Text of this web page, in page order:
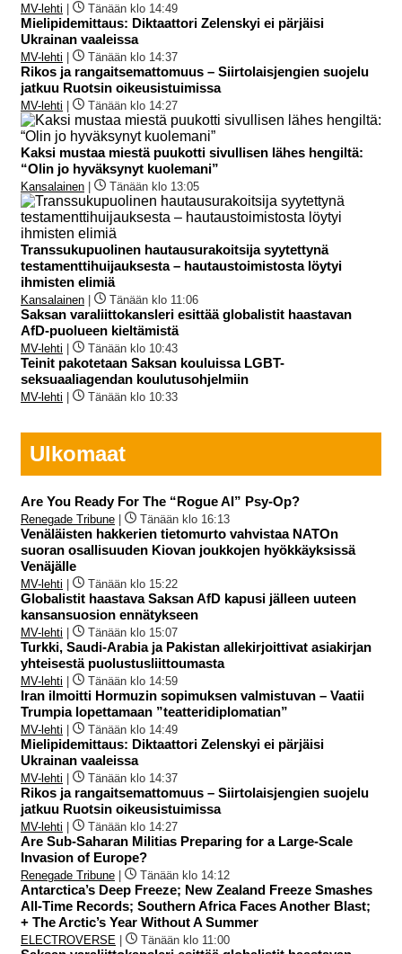
MV-lehti | Tänään klo 14:49
Mielipidemittaus: Diktaattori Zelenskyi ei pärjäisi
Ukrainan vaaleissa
MV-lehti | Tänään klo 14:37
Rikos ja rangaitsemattomuus – Siirtolaisjengien suojelu
jatkuu Ruotsin oikeusistuimissa
MV-lehti | Tänään klo 14:27
Kaksi mustaa miestä puukotti sivullisen lähes hengiltä:
“Olin jo hyväksynyt kuolemani”
Kansalainen | Tänään klo 13:05
Transsukupuolinen hautausurakoitsija syytettynä
testamenttihuijauksesta – hautaustoimistosta löytyi
ihmisten elimiä
Kansalainen | Tänään klo 11:06
Saksan varaliittokansleri esittää globalistit haastavan
AfD-puolueen kieltämistä
MV-lehti | Tänään klo 10:43
Teinit pakotetaan Saksan kouluissa LGBT-
seksuaaliagendan koulutusohjelmiin
MV-lehti | Tänään klo 10:33
Ulkomaat
Are You Ready For The “Rogue AI” Psy-Op?
Renegade Tribune | Tänään klo 16:13
Venäläisten hakkerien tietomurto vahvistaa NATOn
suoran osallisuuden Kiovan joukkojen hyökkäyksissä
Venäjälle
MV-lehti | Tänään klo 15:22
Globalistit haastava Saksan AfD kapusi jälleen uuteen
kansansuosion ennätykseen
MV-lehti | Tänään klo 15:07
Turkki, Saudi-Arabia ja Pakistan allekirjoittivat asiakirjan
yhteisestä puolustusliittoumasta
MV-lehti | Tänään klo 14:59
Iran ilmoitti Hormuzin sopimuksen valmistuvan – Vaatii
Trumpia lopettamaan ”teatteridiplomatian”
MV-lehti | Tänään klo 14:49
Mielipidemittaus: Diktaattori Zelenskyi ei pärjäisi
Ukrainan vaaleissa
MV-lehti | Tänään klo 14:37
Rikos ja rangaitsemattomuus – Siirtolaisjengien suojelu
jatkuu Ruotsin oikeusistuimissa
MV-lehti | Tänään klo 14:27
Are Sub-Saharan Militias Preparing for a Large-Scale
Invasion of Europe?
Renegade Tribune | Tänään klo 14:12
Antarctica’s Deep Freeze; New Zealand Freeze Smashes
All-Time Records; Southern Africa Faces Another Blast;
+ The Arctic’s Year Without A Summer
ELECTROVERSE | Tänään klo 11:00